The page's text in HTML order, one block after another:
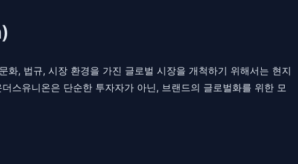
, 법규, 시장 환경을 가진 글로벌 시장을 개척하기 위해서는 현지
스유니온은 단순한 투자자가 아닌, 브랜드의 글로벌화를 위한 모